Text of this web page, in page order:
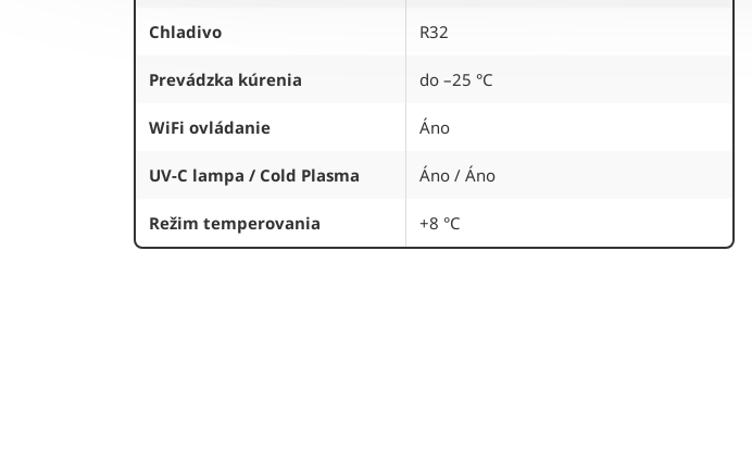
Chladivo R32
Prevádzka kúrenia do –25 °C
WiFi ovládanie Áno
UV-C lampa / Cold Plasma Áno / Áno
Režim temperovania +8 °C